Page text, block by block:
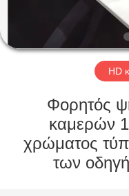
ΣΧΕΤΙΚΆ
ΜΕ
ΕΠΙΣΚΕΨΉ
HD
Φορητός
καμερών
χρώματος
των